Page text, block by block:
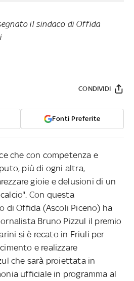
il sindaco di Offida
Fonti Preferite
CONDIVIDI
che con competenza e
più di ogni altra,
gioie e delusioni di un
Con questa
di Offida (Ascoli Piceno) ha
Bruno Pizzul il premio
si è recato in Friuli per
e realizzare
che sarà proiettata in
ufficiale in programma al